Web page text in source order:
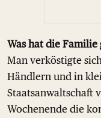
Was hat die Familie
Man verköstigte
Händlern und in
Staatsanwaltschaft
Wochenende die